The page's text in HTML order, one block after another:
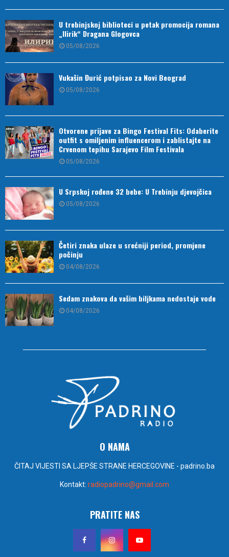
U trebinjskoj biblioteci u petak promocija romana
„Ilirik“ Dragana Glogovca
05/08/2026
Vukašin Đurić potpisao za Novi Beograd
05/08/2026
Otvorene prijave za Bingo Festival Fits: Odaberite
outfit s omiljenim influencerom i zablistajte na
Crvenom tepihu Sarajevo Film Festivala
05/08/2026
U Srpskoj rođene 32 bebe: U Trebinju djevojčica
05/08/2026
Četiri znaka ulaze u srećniji period, promjene
počinju
04/08/2026
Sedam znakova da vašim biljkama nedostaje vode
04/08/2026
O NAMA
ČITAJ VIJESTI SA LJEPŠE STRANE HERCEGOVINE - padrino.ba
Kontakt: radiopadrino@gmail.com
PRATITE NAS